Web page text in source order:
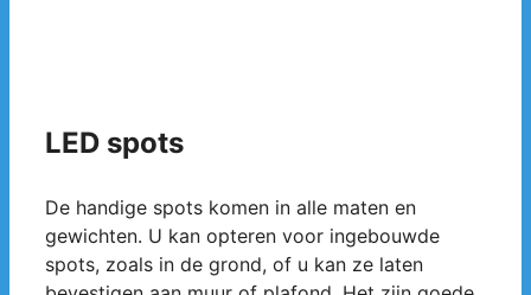
LED spots
De handige spots komen in alle maten en
gewichten. U kan opteren voor ingebouwde
spots, zoals in de grond, of u kan ze laten